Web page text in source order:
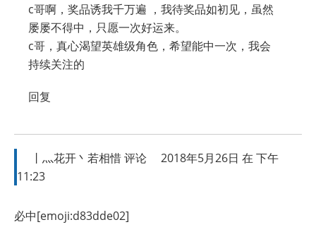
c哥啊，奖品诱我千万遍 ，我待奖品如初见，虽然
屡屡不得中，只愿一次好运来。
c哥，真心渴望英雄级角色，希望能中一次，我会
持续关注的
回复
丨灬花开丶若相惜评论
2018年5月26日 在 下午
11:23
必中[emoji:d83dde02]